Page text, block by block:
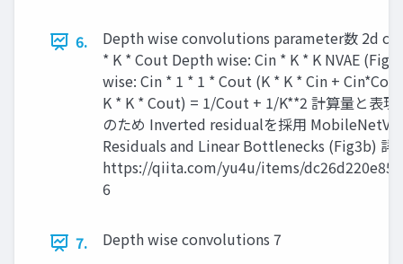
6.
Depth wise convolutions parameter数 2d
* K * Cout Depth wise: Cin * K * K NVAE
wise: Cin * 1 * 1 * Cout (K * K * Cin +
K * K * Cout) = 1/Cout + 1/K**2 計算量と表現
のため Inverted residualを採用
Residuals and Linear Bottlenecks (Fig3b) 詳
https://qiita.com/yu4u/items/
6
7. Depth wise convolutions 7